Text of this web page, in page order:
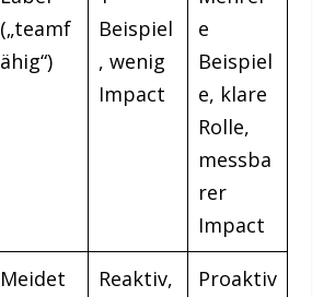
(„teamf
ähig“)
Beispiel
, wenig
Impact
e
Beispiel
e, klare
Rolle,
messba
rer
Impact
Meidet
Reaktiv,
Proaktiv